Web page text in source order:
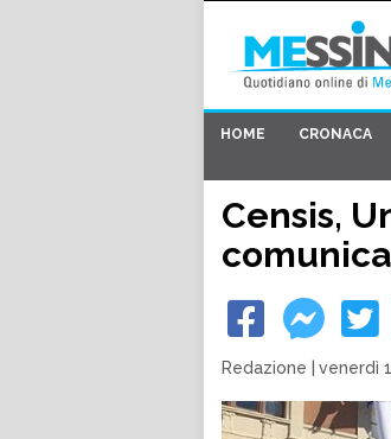
HOME CRONACA
Censis,
Redazione venerdì